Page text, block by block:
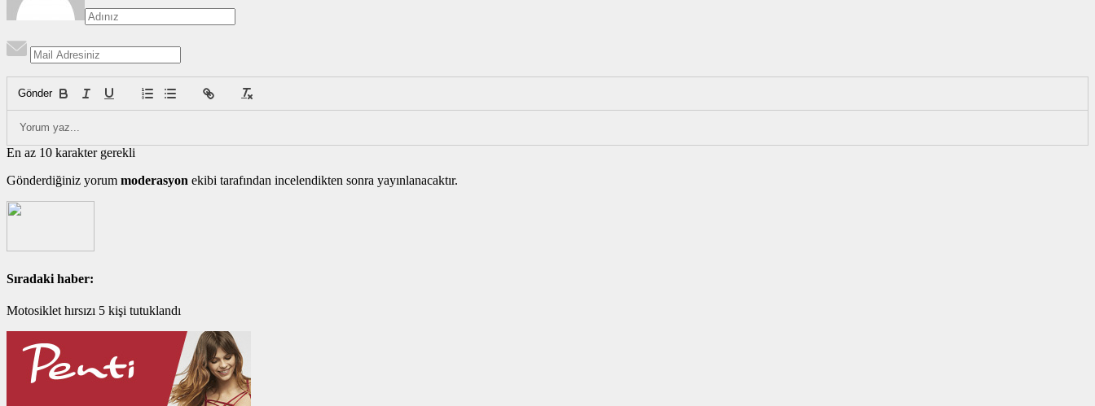
Gönder
En az 10 karakter gerekli
Gönderdiğiniz yorum moderasyon ekibi tarafından incelendikten sonra yayınlanacaktır.
Sıradaki haber:
Motosiklet hırsızı 5 kişi tutuklandı